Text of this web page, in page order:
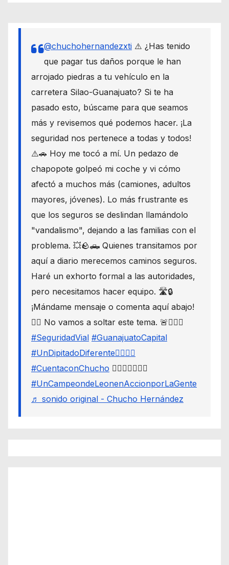
@chuchohernandezxti ⚠️ ¿Has tenido
que pagar tus daños porque le han
arrojado piedras a tu vehículo en la
carretera Silao-Guanajuato? Si te ha
pasado esto, búscame para que seamos
más y revisemos qué podemos hacer. ¡La
seguridad nos pertenece a todas y todos!
⚠️🚗 Hoy me tocó a mí. Un pedazo de
chapopote golpeó mi coche y vi cómo
afectó a muchos más (camiones, adultos
mayores, jóvenes). Lo más frustrante es
que los seguros se deslindan llamándolo
"vandalismo", dejando a las familias con el
problema. 💥🪨🛻 Quienes transitamos por
aquí a diario merecemos caminos seguros.
Haré un exhorto formal a las autoridades,
pero necesitamos hacer equipo. 🛣️🔒
¡Mándame mensaje o comenta aquí abajo!
👇🏼 No vamos a soltar este tema. 🚨🙋🏾‍♂️
#SeguridadVial #GuanajuatoCapital
#UnDipitadoDiferente🙋🏽‍♂️⚖️
#CuentaconChucho 🙋🏾‍♂️✌🏾☝🏾
#UnCampeondeLeonenAccionporLaGente
♬ sonido original - Chucho Hernández